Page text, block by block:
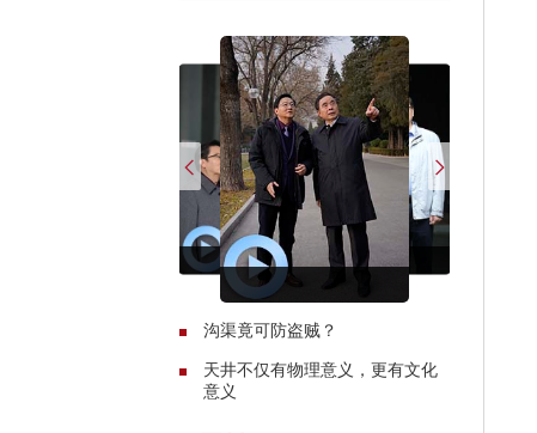
沟渠竟可防盗贼？
天井不仅有物理意义，更有文化
意义